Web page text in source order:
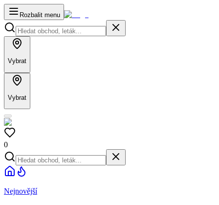
Rozbalit menu
Vybrat
Vybrat
0
Nejnovější